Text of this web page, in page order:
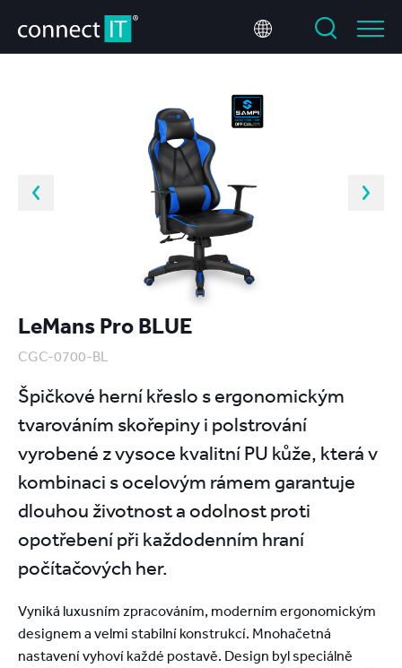
LeMans Pro BLUE
CGC-0700-BL
Špičkové herní křeslo s ergonomickým
tvarováním skořepiny i polstrování
vyrobené z vysoce kvalitní PU kůže, která v
kombinaci s ocelovým rámem garantuje
dlouhou životnost a odolnost proti
opotřebení při každodenním hraní
počítačových her.
Vyniká luxusním zpracováním, moderním ergonomickým
designem a velmi stabilní konstrukcí. Mnohačetná
nastavení vyhoví každé postavě. Design byl speciálně